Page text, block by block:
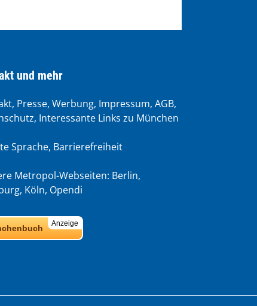
und mehr
Presse, Werbung, Impressum, AGB,
Interessante Links zu München
Sprache, Barrierefreiheit
Metropol-Webseiten: Berlin,
, Köln, Opendi
Anzeige